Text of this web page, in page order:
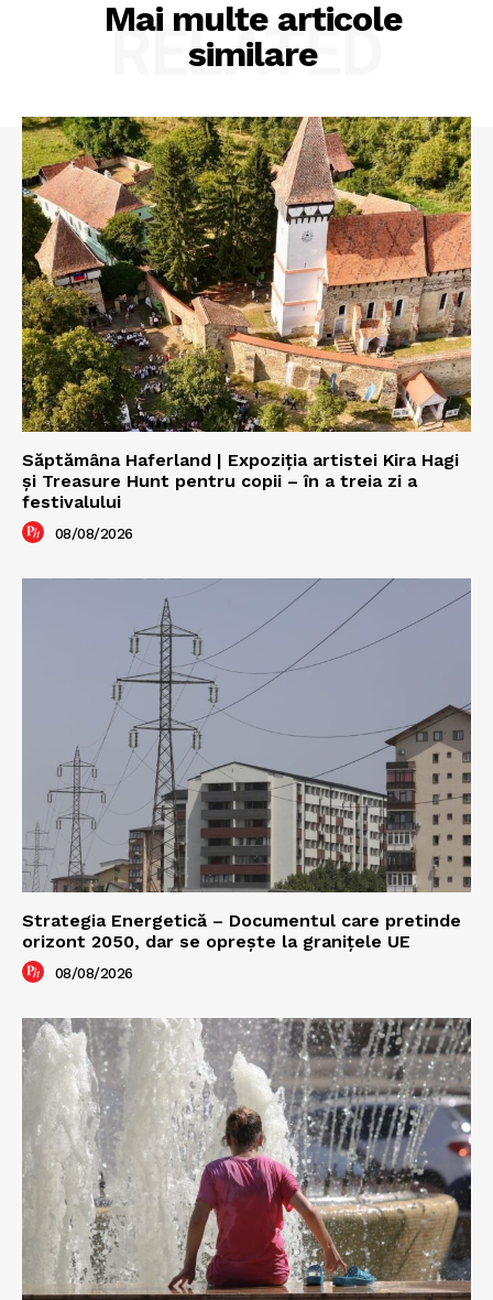
Mai multe articole
similare
RELATED
Săptămâna Haferland | Expoziţia artistei Kira Hagi
şi Treasure Hunt pentru copii – în a treia zi a
festivalului
08/08/2026
Strategia Energetică – Documentul care pretinde
orizont 2050, dar se oprește la granițele UE
08/08/2026